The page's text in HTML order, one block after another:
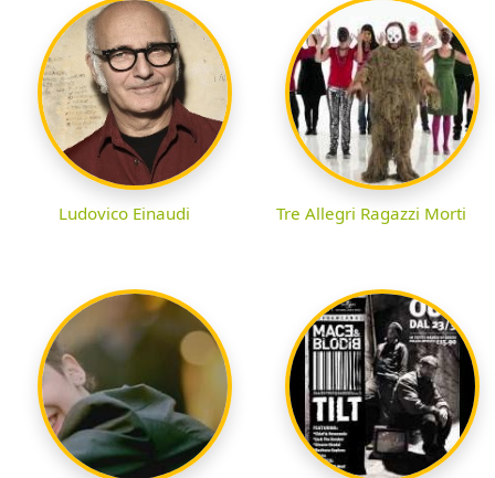
Ludovico Einaudi Tre Allegri Ragazzi Morti